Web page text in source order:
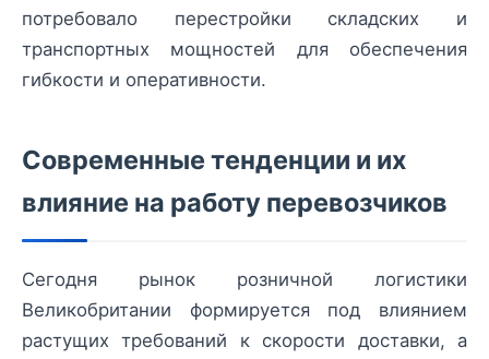
потребовало перестройки складских и
транспортных мощностей для обеспечения
гибкости и оперативности.
Современные тенденции и их
влияние на работу перевозчиков
Сегодня рынок розничной логистики
Великобритании формируется под влиянием
растущих требований к скорости доставки, а